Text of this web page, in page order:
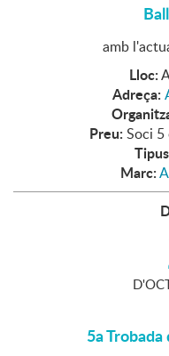
amb
Lloc:
Adreça:
Preu: Soci 5
Marc:
D'
5a